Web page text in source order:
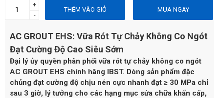
+
-
THÊM VÀO GIỎ MUA NGAY
AC GROUT EHS: Vữa Rót Tự Chảy Không Co Ngót
Đạt Cường Độ Cao Siêu Sớm
Đại lý ủy quyền phân phối vữa rót tự chảy không co ngót
AC GROUT EHS chính hãng IBST. Dòng sản phẩm đặc
chủng đạt cường độ chịu nén cực nhanh đạt ≥ 30 MPa chỉ
sau 3 giờ, lý tưởng cho các hạng mục sửa chữa khẩn cấp,